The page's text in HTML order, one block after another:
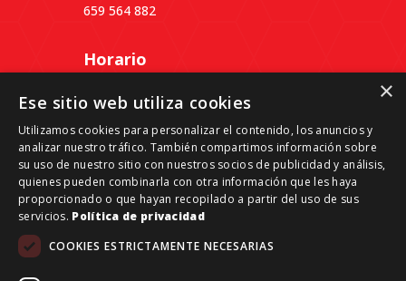
659 564 882
Horario
Viernes: 09:30 a 14:00
Dirección
Passeig del Ferrocarril, 339, 3º 4ª, Despacho B,
08860 Castelldefels, Barcelona
×
Ese sitio web utiliza cookies
Utilizamos cookies para personalizar el contenido, los anuncios y
analizar nuestro tráfico. También compartimos información sobre
su uso de nuestro sitio con nuestros socios de publicidad y análisis,
quienes pueden combinarla con otra información que les haya
proporcionado o que hayan recopilado a partir del uso de sus
servicios. Política de privacidad
COOKIES ESTRICTAMENTE NECESARIAS